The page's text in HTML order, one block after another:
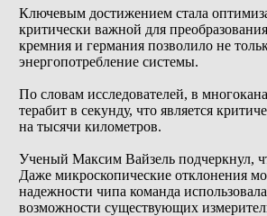
Ключевым достижением стала
критически важной для
кремния и германия позволило не
энергопотребление системы.
По словам исследователей, в
терабит в секунду, что является
на тысячи километров.
Ученый Максим Вайзель подчеркнул,
Даже микроскопические отклонения
надежности чипа команда
возможности существующих